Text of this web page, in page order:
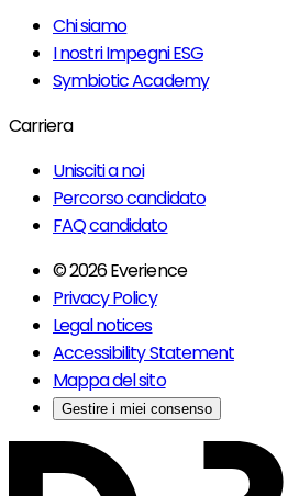
Chi siamo
I nostri Impegni ESG
Symbiotic Academy
Carriera
Unisciti a noi
Percorso candidato
FAQ candidato
© 2026 Everience
Privacy Policy
Legal notices
Accessibility Statement
Mappa del sito
Gestire i miei consenso